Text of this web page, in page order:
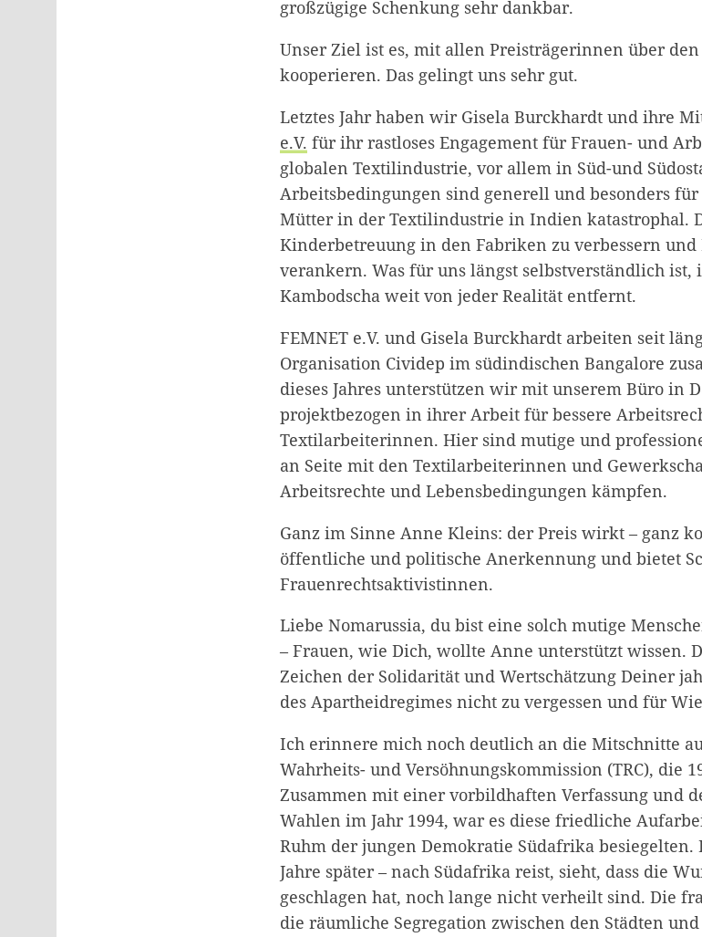
großzügige Schenkung sehr dankbar.
Unser Ziel ist es, mit allen Preisträgerinnen über
kooperieren. Das gelingt uns sehr gut.
Letztes Jahr haben wir Gisela Burckhardt und ihre
e.V. für ihr rastloses Engagement für Frauen- und
globalen Textilindustrie, vor allem in Süd-und
Arbeitsbedingungen sind generell und besonders
Mütter in der Textilindustrie in Indien katastrophal.
Kinderbetreuung in den Fabriken zu verbessern und
verankern. Was für uns längst selbstverständlich ist,
Kambodscha weit von jeder Realität entfernt.
FEMNET e.V. und Gisela Burckhardt arbeiten seit
Organisation Cividep im südindischen Bangalore
dieses Jahres unterstützen wir mit unserem Büro in
projektbezogen in ihrer Arbeit für bessere
Textilarbeiterinnen. Hier sind mutige und
an Seite mit den Textilarbeiterinnen und
Arbeitsrechte und Lebensbedingungen kämpfen.
Ganz im Sinne Anne Kleins: der Preis wirkt – ganz
öffentliche und politische Anerkennung und bietet
Frauenrechtsaktivistinnen.
Liebe Nomarussia, du bist eine solch mutige
– Frauen, wie Dich, wollte Anne unterstützt wissen.
Zeichen der Solidarität und Wertschätzung Deiner
des Apartheidregimes nicht zu vergessen und für
Ich erinnere mich noch deutlich an die Mitschnitte
Wahrheits- und Versöhnungskommission (TRC), die
Zusammen mit einer vorbildhaften Verfassung und
Wahlen im Jahr 1994, war es diese friedliche
Ruhm der jungen Demokratie Südafrika besiegelten.
Jahre später – nach Südafrika reist, sieht, dass die
geschlagen hat, noch lange nicht verheilt sind. Die
die räumliche Segregation zwischen den Städten